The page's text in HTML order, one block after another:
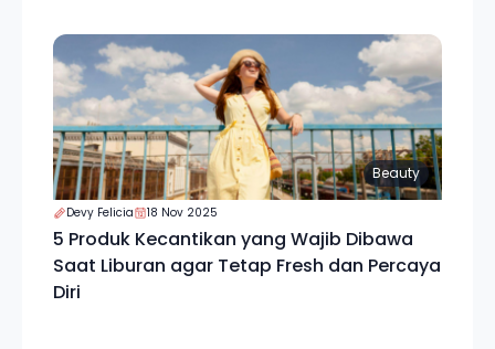
Beauty
Devy Felicia 18 Nov 2025
5 Produk Kecantikan yang Wajib Dibawa
Saat Liburan agar Tetap Fresh dan Percaya
Diri